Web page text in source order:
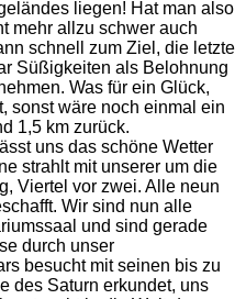
liegen! Hat man also
mehr allzu schwer auch
schnell zum Ziel, die letzte
Süßigkeiten als Belohnung
Was für ein Glück,
sonst wäre noch einmal ein
1,5 km zurück.
uns das schöne Wetter
strahlt mit unserer um die
Viertel vor zwei. Alle neun
Wir sind nun alle
und sind gerade
durch unser
besucht mit seinen bis zu
des Saturn erkundet, uns